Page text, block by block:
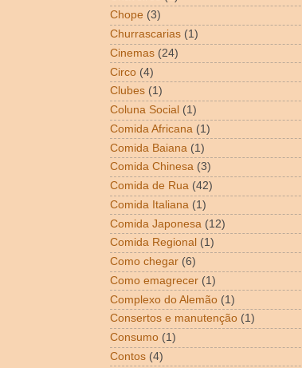
Chope (3)
Churrascarias (1)
Cinemas (24)
Circo (4)
Clubes (1)
Coluna Social (1)
Comida Africana (1)
Comida Baiana (1)
Comida Chinesa (3)
Comida de Rua (42)
Comida Italiana (1)
Comida Japonesa (12)
Comida Regional (1)
Como chegar (6)
Como emagrecer (1)
Complexo do Alemão (1)
Consertos e manutenção (1)
Consumo (1)
Contos (4)